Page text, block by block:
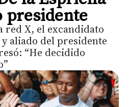
presidente
red X, el excandidato
aliado del presidente
“He decidido